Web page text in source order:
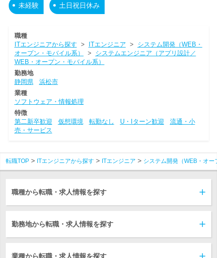
未経験 土日祝日休み
職種
ITエンジニアから探す > ITエンジニア > システム開発（WEB・
オープン・モバイル系）
> システムエンジニア（アプリ設計／
WEB・オープン・モバイル系）
勤務地
静岡県
浜松市
業種
ソフトウェア・情報処理
特徴
第二新卒歓迎
仮想環境 転勤なし U・Iターン歓迎
流通・小
売・サービス
転職TOP ITエンジニアから探す ITエンジニア システム開発（WEB・オ
職種から転職・求人情報を探す
勤務地から転職・求人情報を探す
業種から転職・求人情報を探す